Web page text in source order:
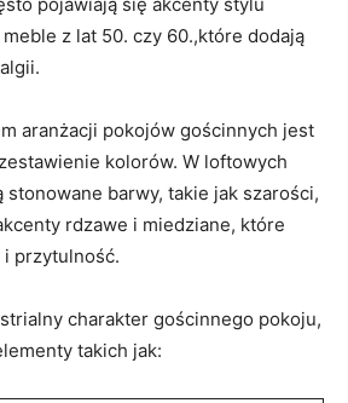
z lat 50. czy 60.,które dodają
aranżacji pokojów gościnnych jest
kolorów. W loftowych
barwy, takie jak szarości,
rdzawe i miedziane, które
i przytulność.
charakter gościnnego pokoju,
takich jak: